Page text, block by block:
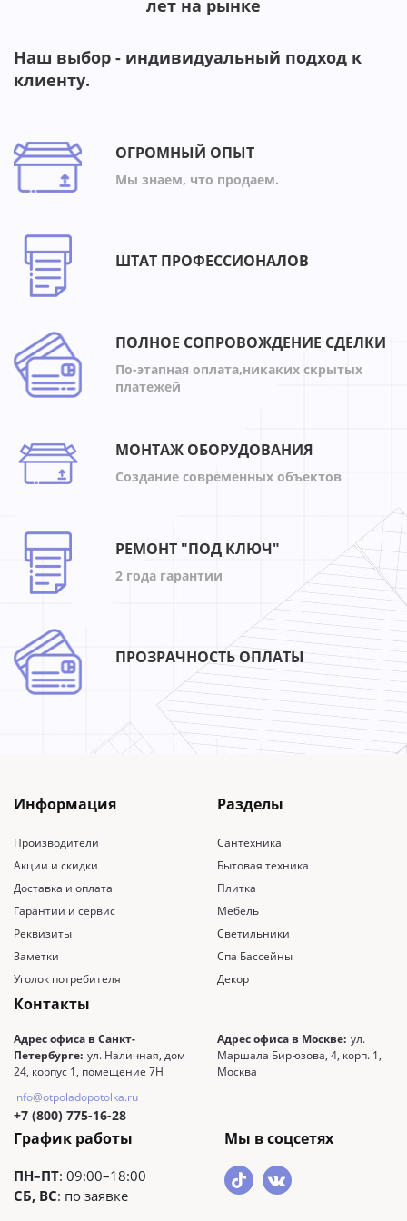
лет на рынке
Наш выбор - индивидуальный подход к
клиенту.
ОГРОМНЫЙ ОПЫТ
Мы знаем, что продаем.
ШТАТ ПРОФЕССИОНАЛОВ
ПОЛНОЕ СОПРОВОЖДЕНИЕ СДЕЛКИ
По-этапная оплата,никаких скрытых
платежей
МОНТАЖ ОБОРУДОВАНИЯ
Создание современных объектов
РЕМОНТ "ПОД КЛЮЧ"
2 года гарантии
ПРОЗРАЧНОСТЬ ОПЛАТЫ
Информация
Производители
Акции и скидки
Доставка и оплата
Гарантии и сервис
Реквизиты
Заметки
Уголок потребителя
Разделы
Сантехника
Бытовая техника
Плитка
Мебель
Светильники
Спа Бассейны
Декор
Контакты
Адрес офиса в Санкт-
Петербурге: ул. Наличная, дом
24, корпус 1, помещение 7Н
Адрес офиса в Москве: ул.
Маршала Бирюзова, 4, корп. 1,
Москва
info@otpoladopotolka.ru
+7 (800) 775-16-28
График работы
ПН–ПТ: 09:00–18:00
СБ, ВС: по заявке
Мы в соцсетях